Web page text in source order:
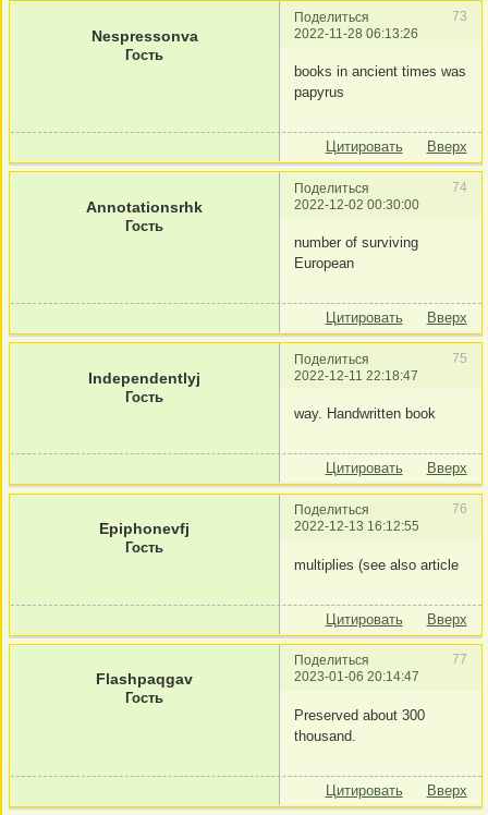
Поделиться
73
2022-11-28 06:13:26
Nespressonva
Гость
books in ancient times was
papyrus
Цитировать Вверх
Поделиться
74
2022-12-02 00:30:00
Annotationsrhk
Гость
number of surviving
European
Цитировать Вверх
Поделиться
75
2022-12-11 22:18:47
Independentlyj
Гость
way. Handwritten book
Цитировать Вверх
Поделиться
76
2022-12-13 16:12:55
Epiphonevfj
Гость
multiplies (see also article
Цитировать Вверх
Поделиться
77
2023-01-06 20:14:47
Flashpaqgav
Гость
Preserved about 300
thousand.
Цитировать Вверх